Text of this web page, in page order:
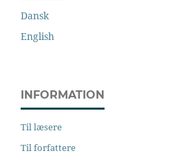
Dansk
English
INFORMATION
Til læsere
Til forfattere